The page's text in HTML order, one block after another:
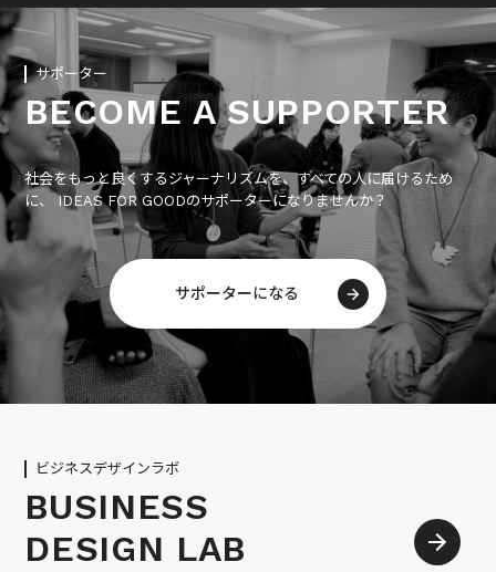
サポーター
BECOME A SUPPORTER
社会をもっと良くするジャーナリズムを、すべての人に届けるため
に、 IDEAS FOR GOODのサポーターになりませんか？
サポーターになる
ビジネスデザインラボ
BUSINESS
DESIGN LAB